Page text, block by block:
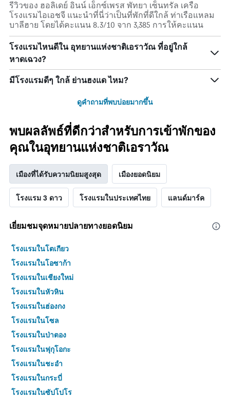
รีวิวของ ฮอลิเดย์ อินน์ เอ็กซ์เพรส พัทยา เซ็นทรัล เครือ
โรงแรมไอเอชจี แนะนำที่นี่ว่าเป็นที่พักที่ดีใกล้ ท่าเรือแหลม
บาลีฮาย โดยได้คะแนน 8.3/10 จาก 3,385 การให้คะแนน
โรงแรมไหนดีใน อุทยานแห่งชาติเอราวัณ ที่อยู่ใกล้
หาดเฉวง?
มีโรงแรมดีๆ ใกล้ ย่านฮงแด ไหม?
ดูคำถามที่พบบ่อยมากขึ้น
พบผลลัพธ์ที่ดีกว่าสำหรับการเข้าพักของ
คุณในอุทยานแห่งชาติเอราวัณ
เมืองที่ได้รับความนิยมสูงสุด เมืองยอดนิยม
โรงแรม 3 ดาว โรงแรมในประเทศไทย แลนด์มาร์ค
เยี่ยมชมจุดหมายปลายทางยอดนิยม
โรงแรมในโตเกียว
โรงแรมในโอซาก้า
โรงแรมในเชียงใหม่
โรงแรมในหัวหิน
โรงแรมในฮ่องกง
โรงแรมในโซล
โรงแรมในป่าตอง
โรงแรมในฟุกุโอกะ
โรงแรมในชะอำ
โรงแรมในกระบี่
โรงแรมในซัปโปโร